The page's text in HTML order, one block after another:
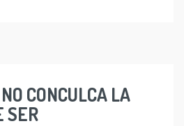
CONCULCA LA
SER